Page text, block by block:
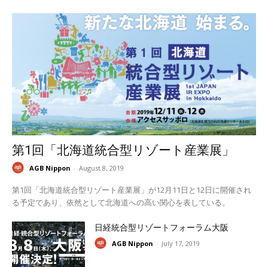
第1回「北海道統合型リゾート産業展」
AGB Nippon - August 8, 2019
第1回「北海道統合型リゾート産業展」が12月11日と12日に開催され
る予定であり、依然として北海道への高い関心を表している。
日経統合型リゾートフォーラム大阪
AGB Nippon - July 17, 2019